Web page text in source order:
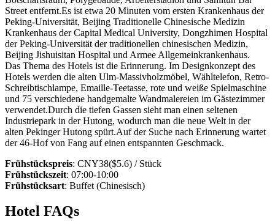
Street entfernt.Es ist etwa 20 Minuten vom ersten Krankenhaus der
Peking-Universität, Beijing Traditionelle Chinesische Medizin
Krankenhaus der Capital Medical University, Dongzhimen Hospital
der Peking-Universität der traditionellen chinesischen Medizin,
Beijing Jishuisitan Hospital und Armee Allgemeinkrankenhaus.
Das Thema des Hotels ist die Erinnerung. Im Designkonzept des
Hotels werden die alten Ulm-Massivholzmöbel, Wähltelefon, Retro-
Schreibtischlampe, Emaille-Teetasse, rote und weiße Spielmaschine
und 75 verschiedene handgemalte Wandmalereien im Gästezimmer
verwendet.Durch die tiefen Gassen sieht man einen seltenen
Industriepark in der Hutong, wodurch man die neue Welt in der
alten Pekinger Hutong spürt.Auf der Suche nach Erinnerung wartet
der 46-Hof von Fang auf einen entspannten Geschmack.
Frühstückspreis: CNY38($5.6) / Stück
Frühstückszeit: 07:00-10:00
Frühstücksart: Buffet (Chinesisch)
Hotel FAQs